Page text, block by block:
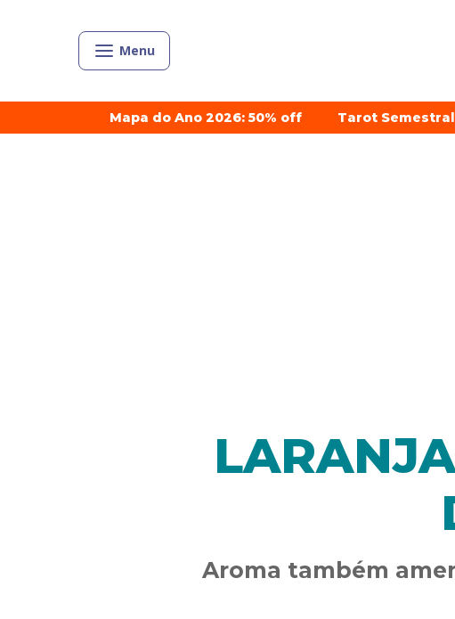
Menu
Mapa do Ano 2026: 50% off Tarot Semestral
Aroma também